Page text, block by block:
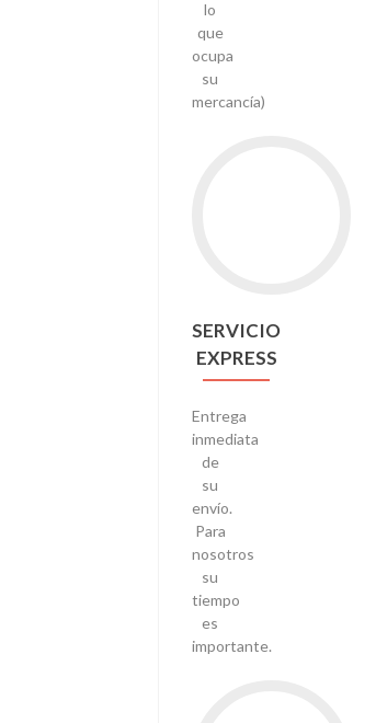
lo
que
ocupa
su
mercancía)
SERVICIO
EXPRESS
Entrega
inmediata
de
su
envío.
Para
nosotros
su
tiempo
es
importante.